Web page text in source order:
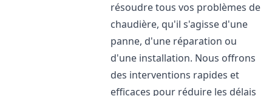
résoudre tous vos problèmes de
chaudière, qu'il s'agisse d'une
panne, d'une réparation ou
d'une installation. Nous offrons
des interventions rapides et
efficaces pour réduire les délais